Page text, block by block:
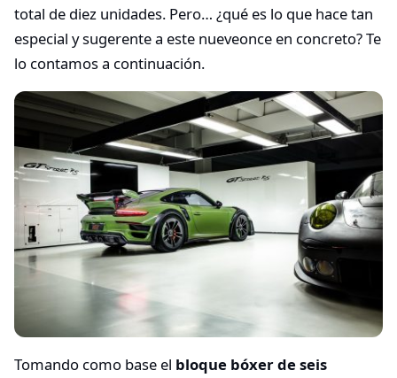
total de diez unidades. Pero… ¿qué es lo que hace tan
especial y sugerente a este nueveonce en concreto? Te
lo contamos a continuación.
Tomando como base el bloque bóxer de seis